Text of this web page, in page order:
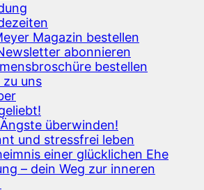
Magazin bestellen
abonnieren
bestellen
uns
überwinden!
und stressfrei leben
einer glücklichen Ehe
– dein Weg zur inneren